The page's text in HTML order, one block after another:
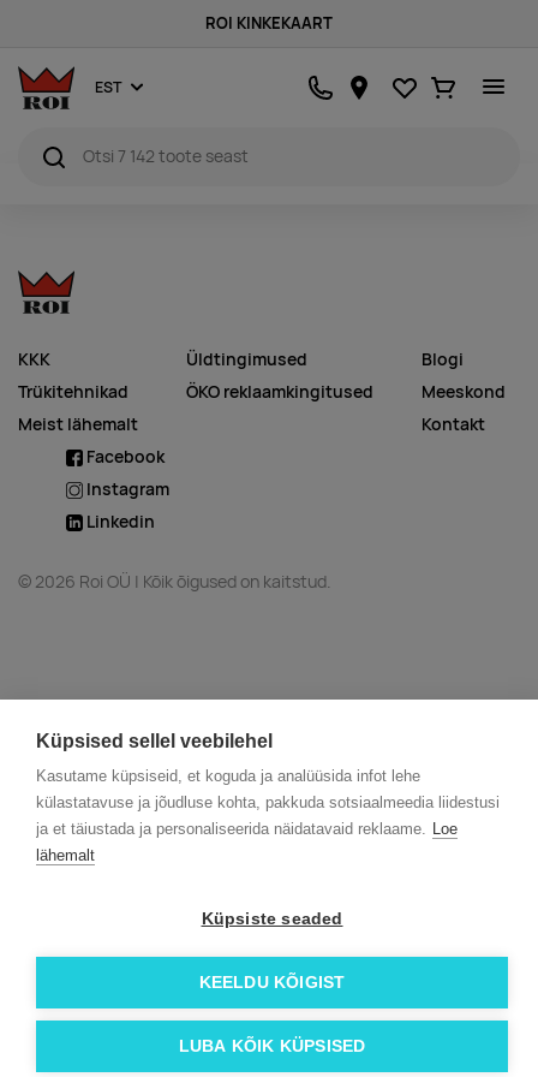
Küpsised sellel veebilehel
Kasutame küpsiseid, et koguda ja analüüsida infot lehe
külastatavuse ja jõudluse kohta, pakkuda sotsiaalmeedia liidestusi
ja et täiustada ja personaliseerida näidatavaid reklaame. Loe
lähemalt
Küpsiste seaded
KEELDU KÕIGIST
LUBA KÕIK KÜPSISED
ROI KINKEKAART
EST Lemmikud
Ostukorv
KKK
Trükitehnikad
Meist lähemalt
Üldtingimused
ÖKO reklaamkingitused
Blogi
Meeskond
Kontakt
Facebook
Instagram
Linkedin
© 2026 Roi OÜ | Kõik õigused on kaitstud.